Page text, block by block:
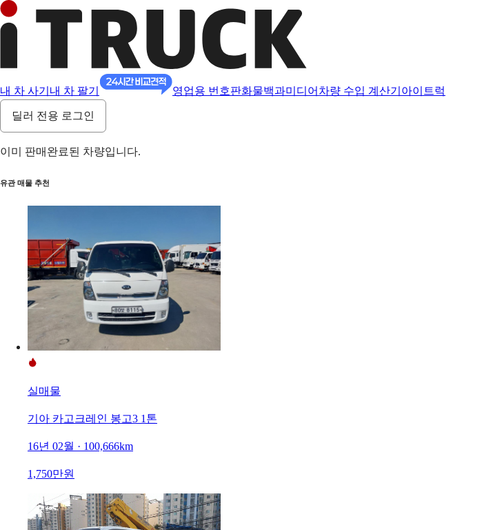
내 차 사기 내 차 팔기 영업용 번호판화물백과미디어 차량 수입 계산기 아이트럭
딜러 전용 로그인
이미 판매완료된 차량입니다.
유관 매물 추천
실매물
기아 카고크레인 봉고3 1톤
16년 02월 · 100,666km
1,750만원